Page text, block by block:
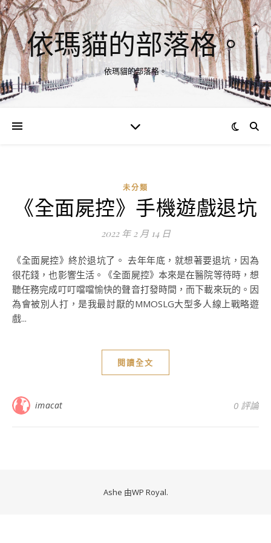
依瑪貓的部落格。
依瑪貓的部落格。
未分類
《全面屍控》手機遊戲退坑
2022 年 2 月 14 日
《全面屍控》終於退坑了。 去年年底，就想著要退坑，因為
很花錢，也影響生活。《全面屍控》本來是在醫院等待時，想
聽任務完成叮叮噹噹愉快的聲音打發時間，而下載來玩的。因
為會被別人打，是我最討厭的MMOSLG大型多人線上戰略遊
戲...
閱讀全文
imacat 0 評論
Ashe 由WP Royal.